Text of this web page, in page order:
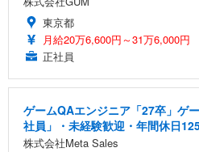
東京都
月給20万6,600円～31万6,000円
正社員
ゲームQAエンジニア「27卒」ゲ
社員」・未経験歓迎・年間休日
株式会社Meta Sales